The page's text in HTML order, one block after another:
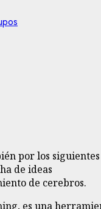
por los
de ideas
de cerebros.
es una